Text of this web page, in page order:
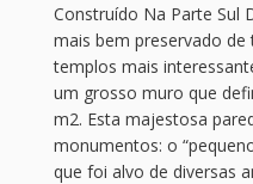
Construído Na Parte Sul
mais bem preservado
templos mais
um grosso muro que
m2. Esta majestosa
monumentos: o
que foi alvo de diversas